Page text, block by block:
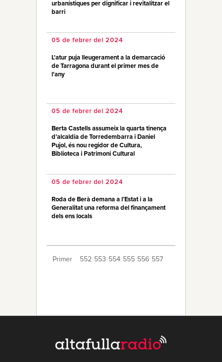
urbanístiques per dignificar i revitalitzar el
barri
05 de febrer del 2024
L'atur puja lleugerament a la demarcació
de Tarragona durant el primer mes de
l'any
05 de febrer del 2024
Berta Castells assumeix la quarta tinença
d’alcaldia de Torredembarra i Daniel
Pujol, és nou regidor de Cultura,
Biblioteca i Patrimoni Cultural
05 de febrer del 2024
Roda de Berà demana a l’Estat i a la
Generalitat una reforma del finançament
dels ens locals
Primer 552 553 554 555 556 557
566 567 568 569 570 Últim